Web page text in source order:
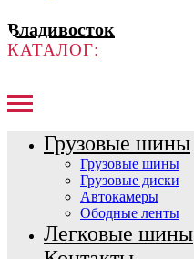
Владивосток
КАТАЛОГ:
Грузовые шины
Грузовые шины
Грузовые диски
Автокамеры
Ободные ленты
Легковые шины